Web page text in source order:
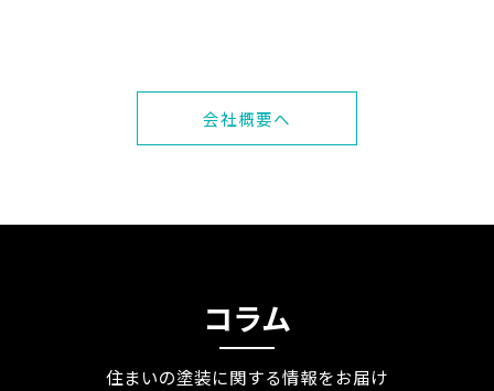
会社概要へ
住まいの塗装に関する情報をお届け
コラム